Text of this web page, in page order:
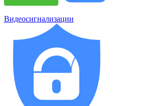
Видеосигнализации